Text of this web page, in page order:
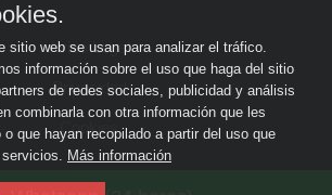
Aviso Legal
Privacidad
Cookies
sitio web se usan para analizar el tráfico.
información sobre el uso que haga del sitio
de redes sociales, publicidad y análisis
combinarla con otra información que les
o que hayan recopilado a partir del uso que
Más información